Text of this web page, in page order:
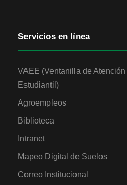
Servicios en línea
VAEE (Ventanilla de
Estudiantil)
Agroempleos
Biblioteca
Intranet
Mapeo Digital de Suelos
Correo Institucional